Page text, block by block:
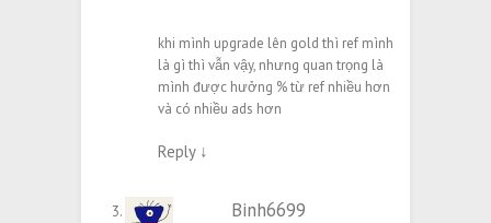
khi mình upgrade lên gold thì ref mình
là gì thì vẫn vậy, nhưng quan trọng là
mình được hưởng % từ ref nhiều hơn
và có nhiều ads hơn
Reply ↓
Binh6699